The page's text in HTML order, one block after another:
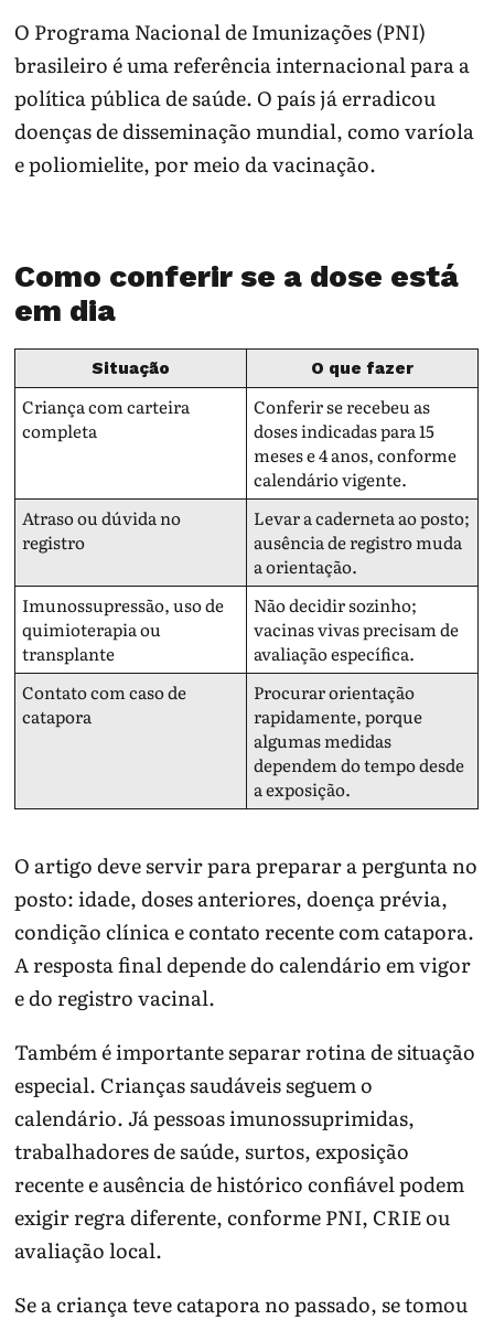
O Programa Nacional de Imunizações (PNI)
brasileiro é uma referência internacional para a
política pública de saúde. O país já erradicou
doenças de disseminação mundial, como varíola
e poliomielite, por meio da vacinação.
Como conferir se a dose está
em dia
Situação O que fazer
Criança com carteira
completa
Conferir se recebeu as
doses indicadas para 15
meses e 4 anos, conforme
calendário vigente.
Atraso ou dúvida no
registro
Levar a caderneta ao posto;
ausência de registro muda
a orientação.
Imunossupressão, uso de
quimioterapia ou
transplante
Não decidir sozinho;
vacinas vivas precisam de
avaliação específica.
Contato com caso de
catapora
Procurar orientação
rapidamente, porque
algumas medidas
dependem do tempo desde
a exposição.
O artigo deve servir para preparar a pergunta no
posto: idade, doses anteriores, doença prévia,
condição clínica e contato recente com catapora.
A resposta final depende do calendário em vigor
e do registro vacinal.
Também é importante separar rotina de situação
especial. Crianças saudáveis seguem o
calendário. Já pessoas imunossuprimidas,
trabalhadores de saúde, surtos, exposição
recente e ausência de histórico confiável podem
exigir regra diferente, conforme PNI, CRIE ou
avaliação local.
Se a criança teve catapora no passado, se tomou